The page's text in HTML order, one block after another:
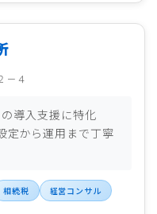
－４
導入支援に特化
定から運用まで丁寧
相続税 経営コンサル